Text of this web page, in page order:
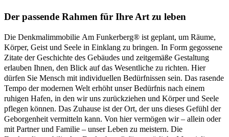
Der passende Rahmen für Ihre Art zu leben
Die Denkmalimmobilie Am Funkerberg® ist geplant, um Räume,
Körper, Geist und Seele in Einklang zu bringen. In Form gegossene
Zitate der Geschichte des Gebäudes und zeitgemäße Gestaltung
erlauben Ihnen, den Blick auf das Wesentliche zu richten. Hier
dürfen Sie Mensch mit individuellen Bedürfnissen sein. Das rasende
Tempo der modernen Welt erhöht unser Bedürfnis nach einem
ruhigen Hafen, in den wir uns zurückziehen und Körper und Seele
pflegen können. Das Zuhause ist der Ort, der uns dieses Gefühl der
Geborgenheit vermitteln kann. Von hier vermögen wir – allein oder
mit Partner und Familie – unser Leben zu meistern. Die